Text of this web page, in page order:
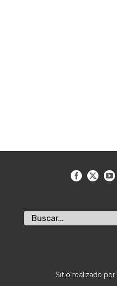
Buscar:
Sitio realizado por